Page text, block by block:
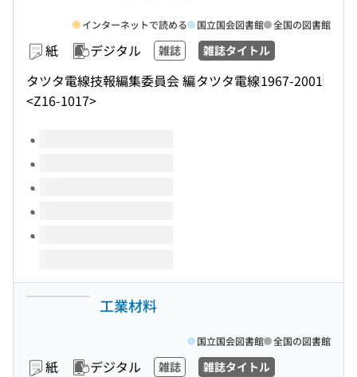
紙 デジタル 雑誌 雑誌タイトル
タツタ電線技報編集委員会 編タツタ電線1967-2001
<Z16-1017>
インターネットで読める 国立国会図書館 全国の図書館
このタイトルの巻号
工業材料
紙 デジタル 雑誌 雑誌タイトル
国立国会図書館 全国の図書館